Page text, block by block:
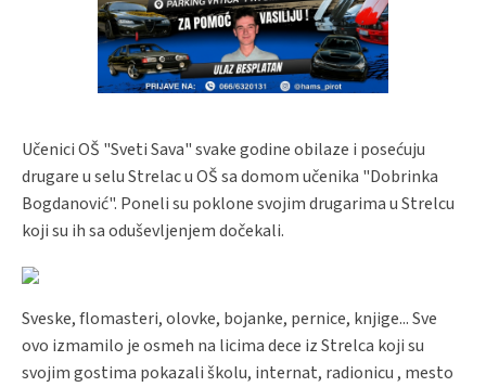
Učenici OŠ "Sveti Sava" svake godine obilaze i posećuju
drugare u selu Strelac u OŠ sa domom učenika "Dobrinka
Bogdanović". Poneli su poklone svojim drugarima u Strelcu
koji su ih sa oduševljenjem dočekali.
Sveske, flomasteri, olovke, bojanke, pernice, knjige... Sve
ovo izmamilo je osmeh na licima dece iz Strelca koji su
svojim gostima pokazali školu, internat, radionicu , mesto